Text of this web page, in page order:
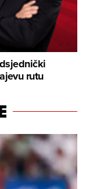
rutu